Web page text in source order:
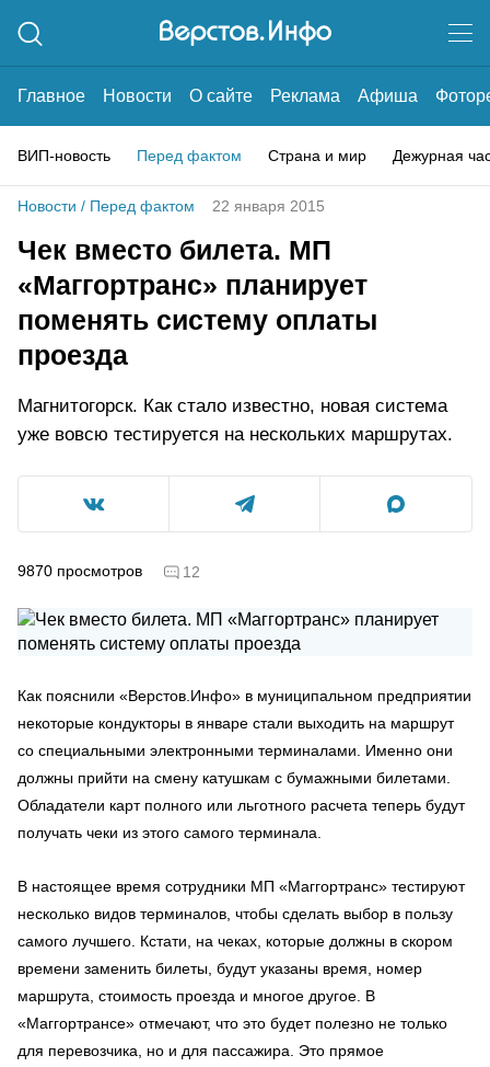
Главное Новости О сайте Реклама Афиша
ВИП-новость Перед фактом Страна и мир Дежурная
Новости / Перед фактом 22 января 2015
Чек вместо билета. МП
«Маггортранс» планирует
поменять систему оплаты
проезда
Магнитогорск. Как стало известно, новая система
уже вовсю тестируется на нескольких маршрутах.
9870 просмотров 12
Как пояснили «Верстов.Инфо» в муниципальном предприятии
некоторые кондукторы в январе стали выходить на маршрут
со специальными электронными терминалами. Именно они
должны прийти на смену катушкам с бумажными билетами.
Обладатели карт полного или льготного расчета теперь будут
получать чеки из этого самого терминала.
В настоящее время сотрудники МП «Маггортранс» тестируют
несколько видов терминалов, чтобы сделать выбор в пользу
самого лучшего. Кстати, на чеках, которые должны в скором
времени заменить билеты, будут указаны время, номер
маршрута, стоимость проезда и многое другое. В
«Маггортрансе» отмечают, что это будет полезно не только
для перевозчика, но и для пассажира. Это прямое